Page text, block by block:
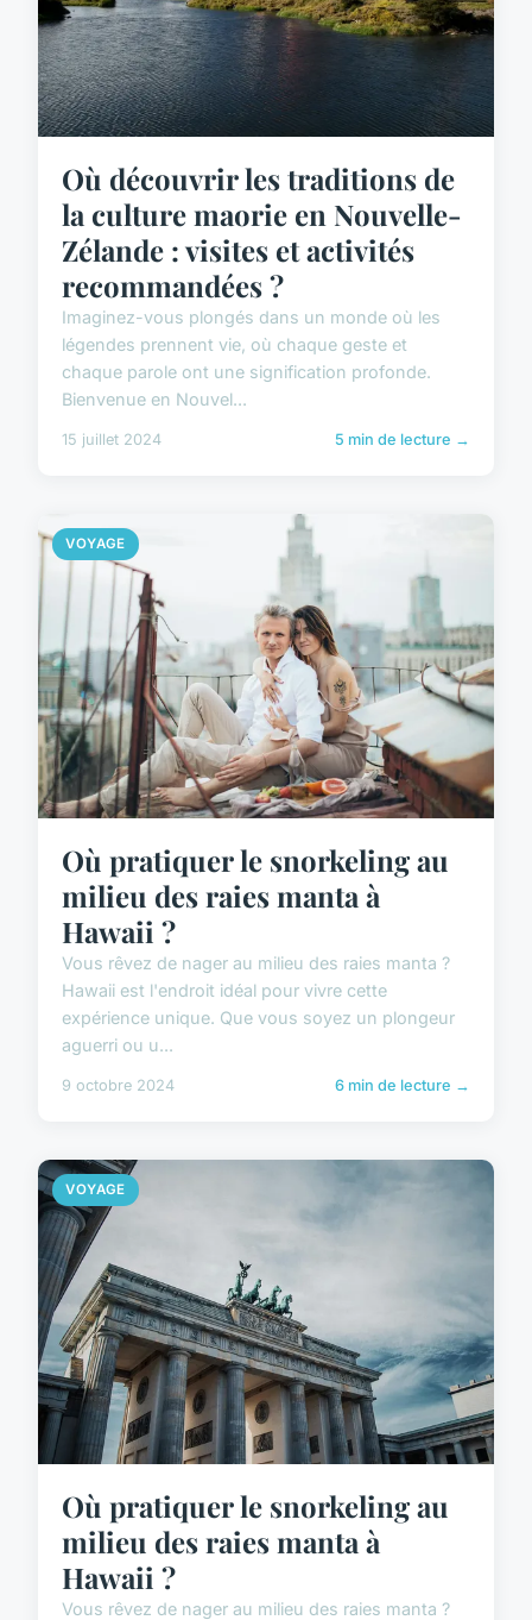
Où découvrir les traditions de
la culture maorie en Nouvelle-
Zélande : visites et activités
recommandées ?
Imaginez-vous plongés dans un monde où les
légendes prennent vie, où chaque geste et
chaque parole ont une signification profonde.
Bienvenue en Nouvel...
15 juillet 2024 5 min de lecture →
VOYAGE
Où pratiquer le snorkeling au
milieu des raies manta à
Hawaii ?
Vous rêvez de nager au milieu des raies manta ?
Hawaii est l'endroit idéal pour vivre cette
expérience unique. Que vous soyez un plongeur
aguerri ou u...
9 octobre 2024 6 min de lecture →
VOYAGE
Où pratiquer le snorkeling au
milieu des raies manta à
Hawaii ?
Vous rêvez de nager au milieu des raies manta ?